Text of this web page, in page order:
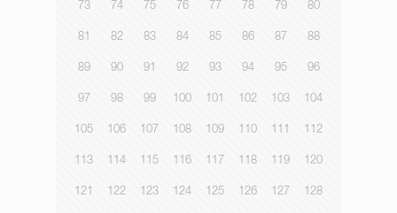
73 74 75 76 77 78 79 80
81 82 83 84 85 86 87 88
89 90 91 92 93 94 95 96
97 98 99 100 101 102 103 104
105 106 107 108 109 110 111 112
113 114 115 116 117 118 119 120
121 122 123 124 125 126 127 128